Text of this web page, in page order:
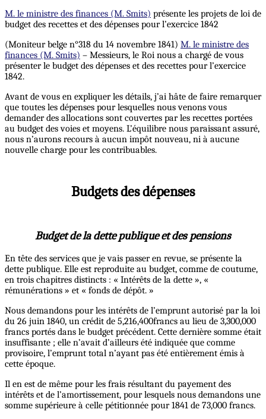
M. le ministre des finances (M. Smits) présente les projets de loi de
budget des recettes et des dépenses pour l’exercice 1842
(Moniteur belge n°318 du 14 novembre 1841) M. le ministre des
finances (M. Smits) – Messieurs, le Roi nous a chargé de vous
présenter le budget des dépenses et des recettes pour l’exercice
1842.
Avant de vous en expliquer les détails, j’ai hâte de faire remarquer
que toutes les dépenses pour lesquelles nous venons vous
demander des allocations sont couvertes par les recettes portées
au budget des voies et moyens. L’équilibre nous paraissant assuré,
nous n’aurons recours à aucun impôt nouveau, ni à aucune
nouvelle charge pour les contribuables.
Budgets des dépenses
Budget de la dette publique et des pensions
En tête des services que je vais passer en revue, se présente la
dette publique. Elle est reproduite au budget, comme de coutume,
en trois chapitres distincts : « Intérêts de la dette », «
rémunérations » et « fonds de dépôt. »
Nous demandons pour les intérêts de l’emprunt autorisé par la loi
du 26 juin 1840, un crédit de 5,216,400francs au lieu de 3,300,000
francs portés dans le budget précédent. Cette dernière somme était
insuffisante ; elle n’avait d’ailleurs été indiquée que comme
provisoire, l’emprunt total n’ayant pas été entièrement émis à
cette époque.
Il en est de même pour les frais résultant du payement des
intérêts et de l’amortissement, pour lesquels nous demandons une
somme supérieure à celle pétitionnée pour 1841 de 73,000 francs.